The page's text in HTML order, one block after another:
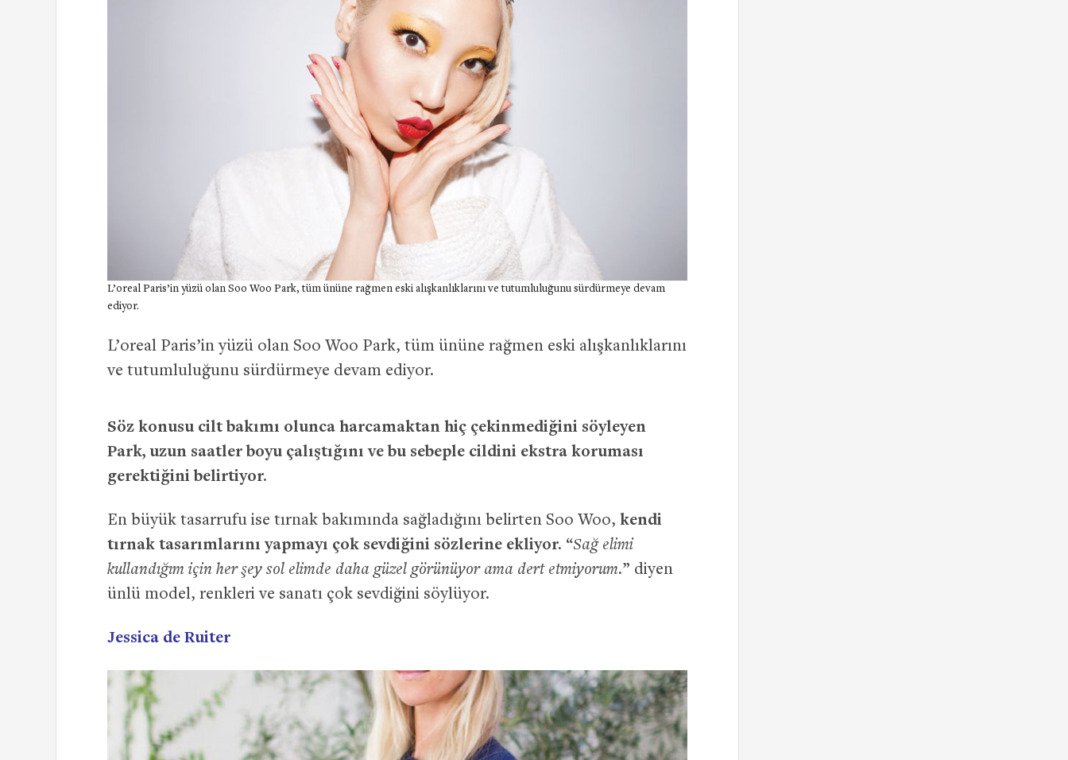
L’oreal Paris’in yüzü olan Soo Woo Park, tüm ününe rağmen eski alışkanlıklarını ve tutumluluğunu sürdürmeye devam
ediyor.
L’oreal Paris’in yüzü olan Soo Woo Park, tüm ününe rağmen eski alışkanlıklarını
ve tutumluluğunu sürdürmeye devam ediyor.
Söz konusu cilt bakımı olunca harcamaktan hiç çekinmediğini söyleyen
Park, uzun saatler boyu çalıştığını ve bu sebeple cildini ekstra koruması
gerektiğini belirtiyor.
En büyük tasarrufu ise tırnak bakımında sağladığını belirten Soo Woo, kendi
tırnak tasarımlarını yapmayı çok sevdiğini sözlerine ekliyor. “Sağ elimi
kullandığım için her şey sol elimde daha güzel görünüyor ama dert etmiyorum.” diyen
ünlü model, renkleri ve sanatı çok sevdiğini söylüyor.
Jessica de Ruiter